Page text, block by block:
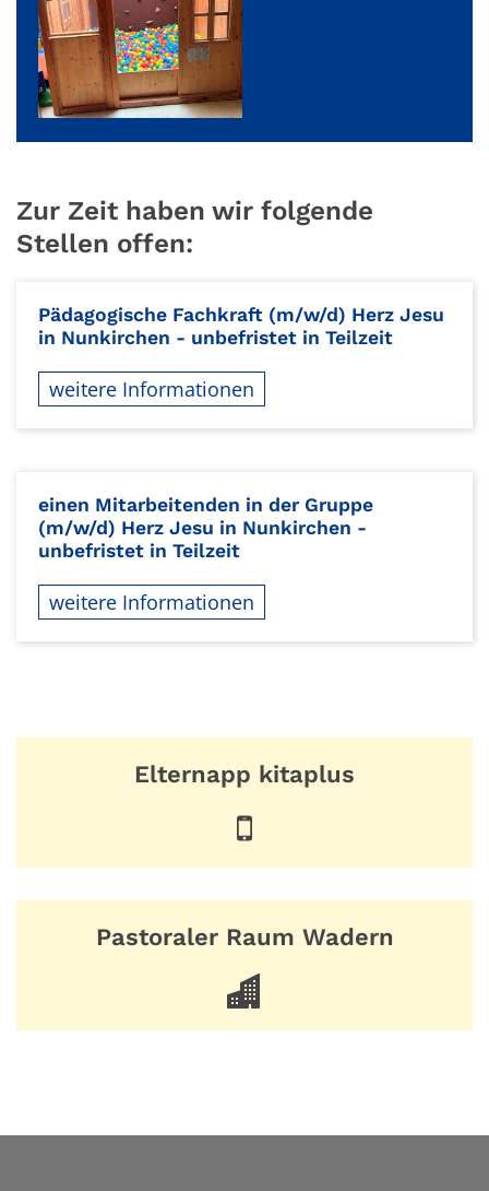
Zur Zeit haben wir folgende
Stellen offen:
Pädagogische Fachkraft (m/w/d) Herz Jesu
in Nunkirchen - unbefristet in Teilzeit
weitere Informationen
einen Mitarbeitenden in der Gruppe
(m/w/d) Herz Jesu in Nunkirchen -
unbefristet in Teilzeit
weitere Informationen
Elternapp kitaplus
Pastoraler Raum Wadern